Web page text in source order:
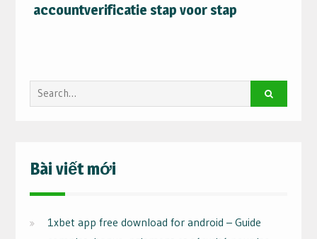
accountverificatie stap voor stap
Search
for:
Bài viết mới
1xbet app free download for android – Guide